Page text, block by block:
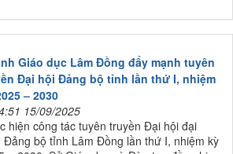
Giáo dục Lâm Đồng đẩy mạnh tuyên
Đại hội Đảng bộ tỉnh lần thứ I, nhiệm
– 2030
15/09/2025
hiện công tác tuyên truyền Đại hội đại
Đảng bộ tỉnh Lâm Đồng lần thứ I, nhiệm kỳ